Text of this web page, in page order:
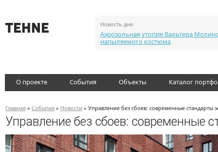
Новость дня
Аэрозольная утопия Вальтера
напыляемого костюма
О проекте События Объекты Каталог
Главная » События » Новости » Управление без сбоев: современные стандарты
Управление без сбоев: современные